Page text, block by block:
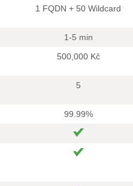
1 FQDN + 50 Wildcard
1-5 min
500,000 Kč
5
99.99%